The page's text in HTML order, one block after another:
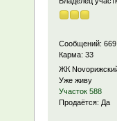
Сообщений: 669
Карма: 33
ЖК
Уже живу
Участок 588
Продаётся: Да